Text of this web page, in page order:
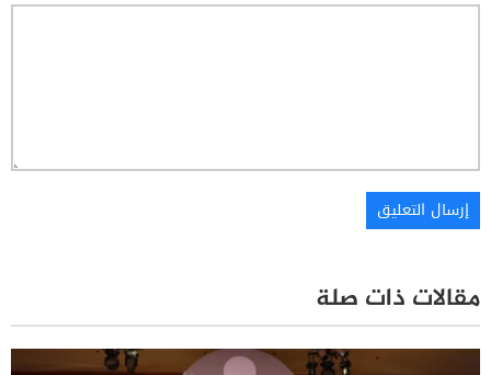
مقالات ذات صلة